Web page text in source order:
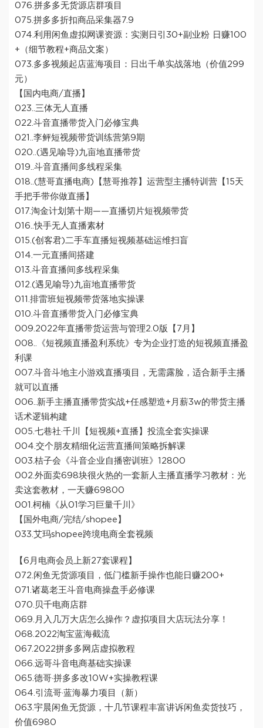
076.拼多多无货源店群项目
075.拼多多折扣商品采集器7.9
074.利用闲鱼虚拟网课资源：实测日引30+副业粉 日赚100
+（细节教程+商品文案）
073.多多视频起店蓝海项目：日出千单实战落地（价值299
元）
【国内电商/直播】
023..三体无人直播
022.斗音直播带货入门必修宝典
021..李鲆短视频带货训练营第9期
020..(遇见喻导)九亩地直播带货
019..斗音直播间多线程采集
018..(慧哥直播电商)【慧哥推荐】运营型主播特训营【15天
手把手带你做直播】
017.淘金计划第十期——直播切片短视频带货
016..快手无人直播素材
015.(创客君)二手车直播短视频基础运维扫盲
014.一元直播间搭建
013.斗音直播间多线程采集
012.(遇见喻导)九亩地直播带货
011.排雷班短视频带货落地实操课
010.斗音直播带货入门必修宝典
009.2022年直播带货运营与管理2.0版【7月】
008..《短视频直播盈利系统》专为企业打造的短视频直播盈
利课
007.斗音斗地主小游戏直播项目，无需露脸，适合新手主播
就可以直播
006..新手主播直播带货实战+任感塑造+月薪3w的带货主播
话术逻辑构建
005.七巷社·千川【短视频+直播】投流全套实操课
004.交个朋友精细化运营直播间策略拆解课
003.桔子会《斗音企业自播密训班》12800
002.外面卖698块很火热的一套新人主播直播学习教材：光
卖这套教材，一天赚69800
001.柯楠《从01学习巨量千川》
【国外电商/完结/shopee】
033.艾玛shopee跨境电商全套视频
【6月电商会员上新27套课程】
072.闲鱼无货源项目，低门槛新手操作也能日赚200+
071.诸葛老王斗音电商操盘手必修课
070.贝千电商店群
069.月入几万大店怎么操作？虚拟项目大店玩法分享！
068.2022淘宝蓝海截流
067.2022拼多多网店虚拟教程
066.远哥斗音电商基础实操课
065.德哥·拼多多改10W+实操教程课
064.引流哥·蓝海暴力项目（新）
063.宇晨闲鱼无货源，十几节课程丰富讲诉闲鱼卖货技巧，
价值6980